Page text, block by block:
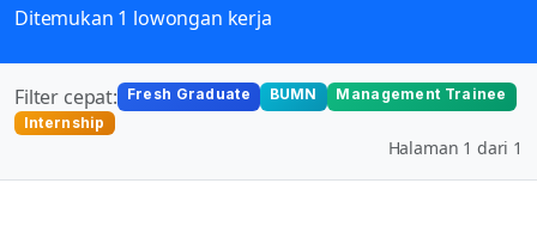
Ditemukan 1 lowongan kerja
Filter cepat: Fresh Graduate BUMN
Management Trainee
Internship
Halaman 1 dari 1